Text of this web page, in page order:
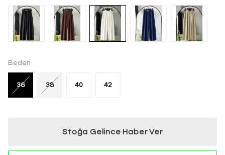
Beden
36 38 40 42
Stoğa Gelince Haber Ver